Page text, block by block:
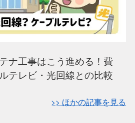
ナ工事はこう進める！費
テレビ・光回線との比較
>> ほかの記事を見る